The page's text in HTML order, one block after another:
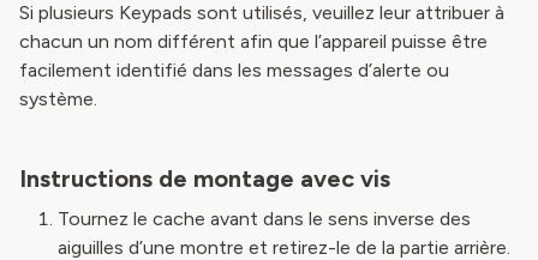
Si plusieurs Keypads sont utilisés, veuillez leur attribuer à
chacun un nom différent afin que l’appareil puisse être
facilement identifié dans les messages d’alerte ou
système.
Instructions de montage avec vis
Tournez le cache avant dans le sens inverse des
aiguilles d’une montre et retirez-le de la partie arrière.